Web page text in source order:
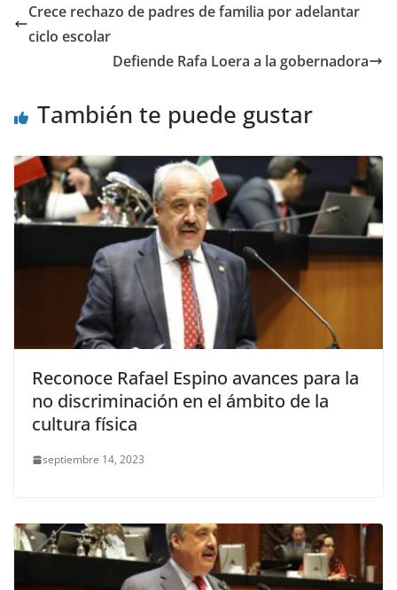
Crece rechazo de padres de familia por adelantar
ciclo escolar
Defiende Rafa Loera a la gobernadora
También te puede gustar
Reconoce Rafael Espino avances para la
no discriminación en el ámbito de la
cultura física
septiembre 14, 2023